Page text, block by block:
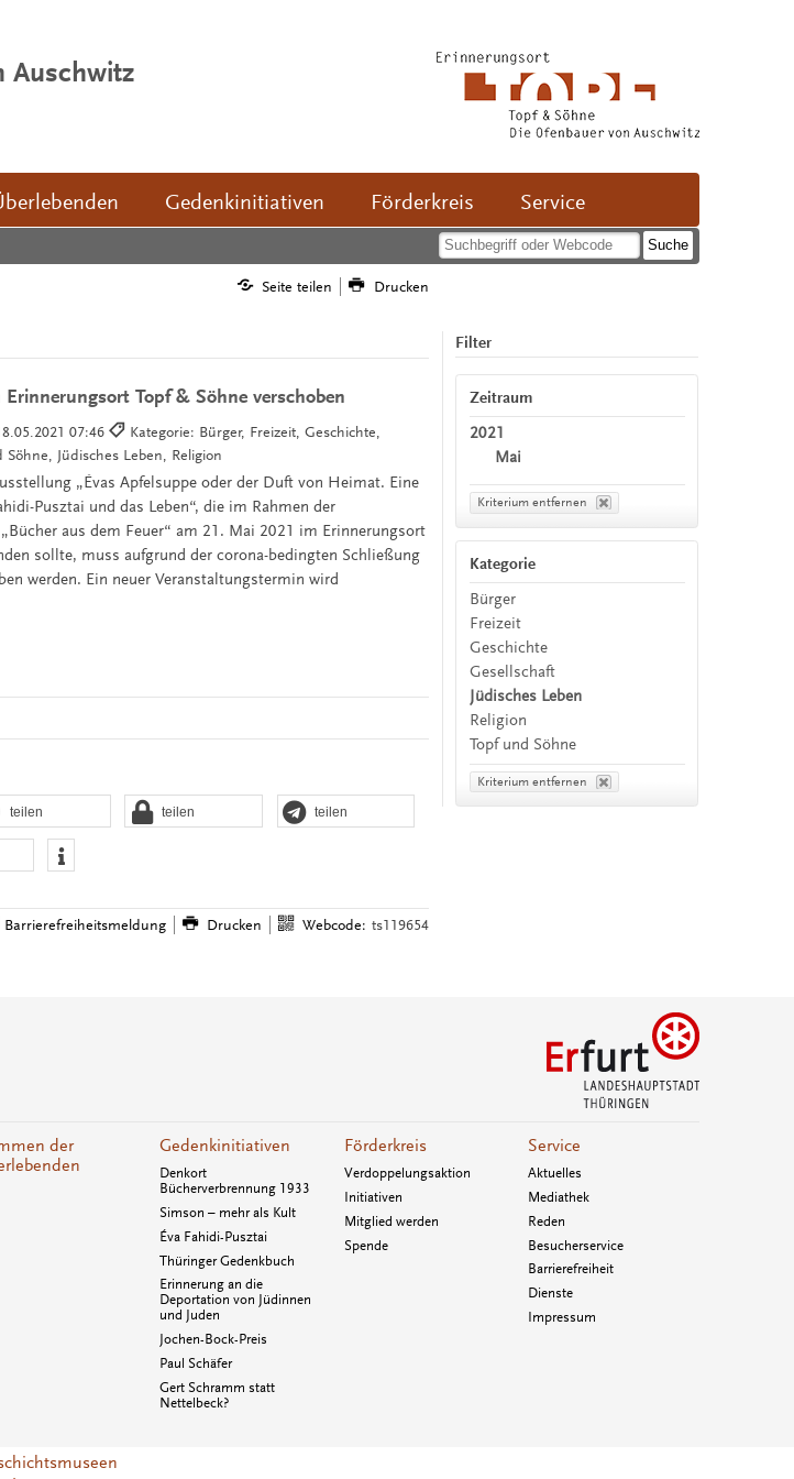
Auschwitz
Gedenkinitiativen Förderkreis Service
Seite teilen Drucken
Topf & Söhne verschoben
07:46
Kategorie: Bürger, Freizeit, Geschichte,
Jüdisches Leben, Religion
„Évas Apfelsuppe oder der Duft von Heimat. Eine
Pusztai und das Leben“, die im Rahmen der
aus dem Feuer“ am 21. Mai 2021 im Erinnerungsort
sollte, muss aufgrund der corona-bedingten Schließung
werden. Ein neuer Veranstaltungstermin wird
teilen teilen teilen
Barrierefreiheitsmeldung Drucken Webcode: ts119654
Filter
Zeitraum
2021
Mai
Kriterium entfernen
Kategorie
Bürger
Freizeit
Geschichte
Gesellschaft
Jüdisches Leben
Religion
Topf und Söhne
Kriterium entfernen
der
Gedenkinitiativen
Denkort
Bücherverbrennung 1933
Simson – mehr als Kult
Éva Fahidi-Pusztai
Thüringer Gedenkbuch
Erinnerung an die
Deportation von Jüdinnen
und Juden
Jochen-Bock-Preis
Paul Schäfer
Gert Schramm statt
Nettelbeck?
Förderkreis
Verdoppelungsaktion
Initiativen
Mitglied werden
Spende
Service
Aktuelles
Mediathek
Reden
Besucherservice
Barrierefreiheit
Dienste
Impressum